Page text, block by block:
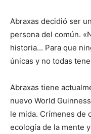
Abraxas decidió ser
persona del común.
historia… Para que
únicas y no todas
Abraxas tiene
nuevo World
le mida. Crímenes de
ecología de la mente